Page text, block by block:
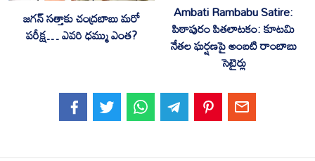
జగన్ సత్తాకు చంద్రబాబు మరో
పరీక్ష… ఎవరి ధమ్ము ఎంత?
Ambati Rambabu Satire:
పిఠాపురం పితలాటకం: కూటమి
నేతల ఘర్షణపై అంబటి రాంబాబు
సెటైర్లు